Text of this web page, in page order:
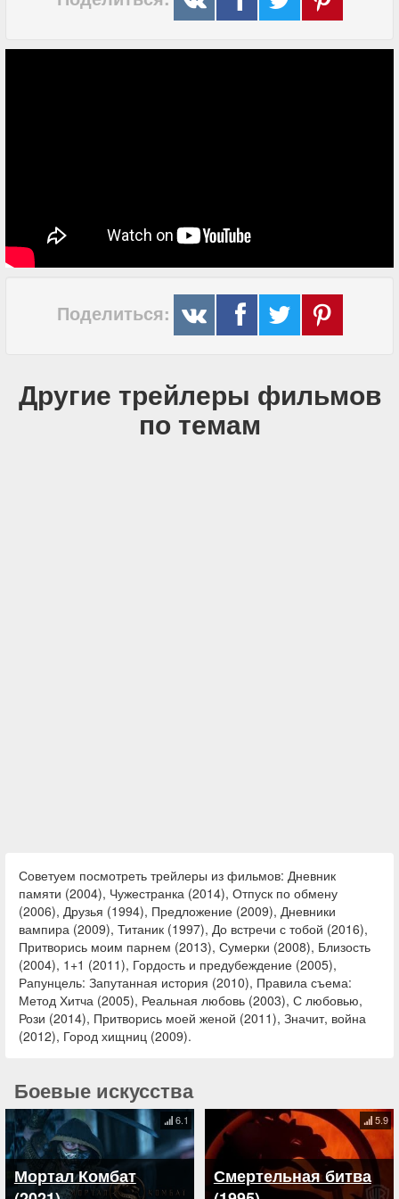
Поделиться:
Другие трейлеры фильмов
по темам
Советуем посмотреть трейлеры из фильмов: Дневник
памяти (2004), Чужестранка (2014), Отпуск по обмену
(2006), Друзья (1994), Предложение (2009), Дневники
вампира (2009), Титаник (1997), До встречи с тобой (2016),
Притворись моим парнем (2013), Сумерки (2008), Близость
(2004), 1+1 (2011), Гордость и предубеждение (2005),
Рапунцель: Запутанная история (2010), Правила съема:
Метод Хитча (2005), Реальная любовь (2003), С любовью,
Рози (2014), Притворись моей женой (2011), Значит, война
(2012), Город хищниц (2009).
Боевые искусства
Мортал Комбат
6.1
Смертельная битва
5.9